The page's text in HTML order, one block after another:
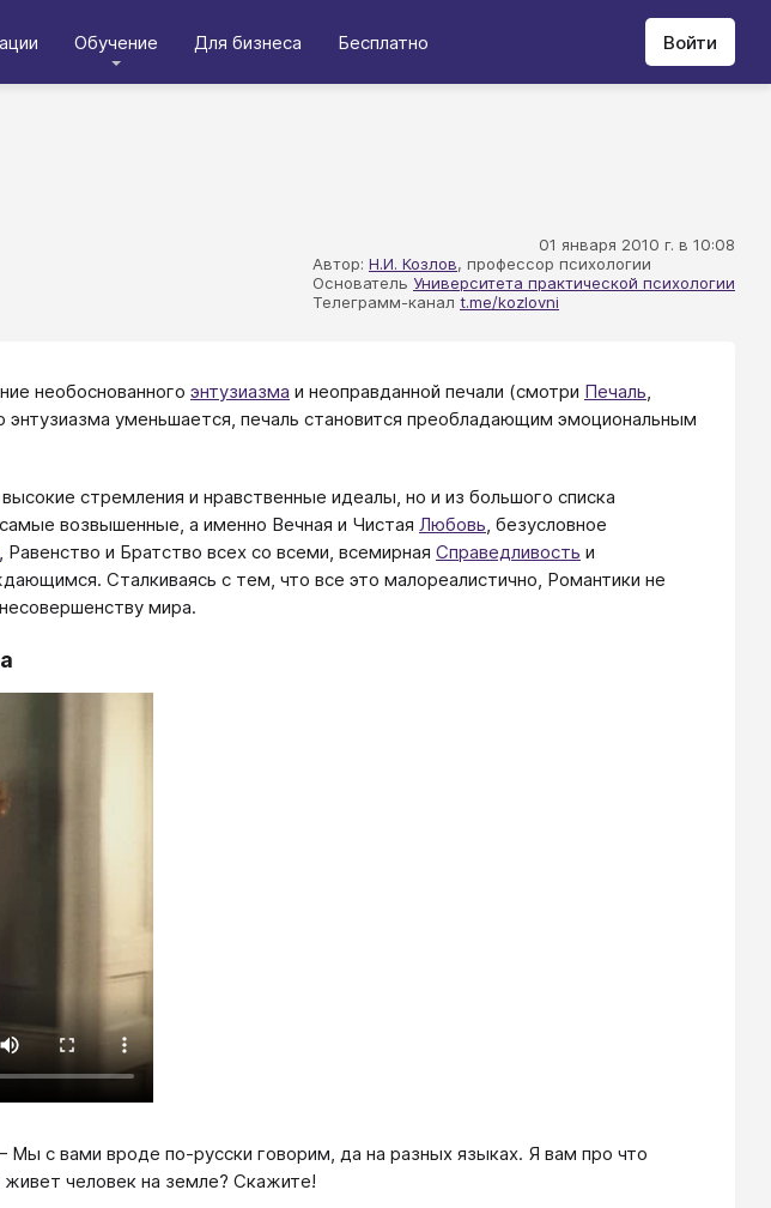
Обучение Для бизнеса Бесплатно Войти
01 января 2010 г. в 10:08
Автор: Н.И. Козлов, профессор психологии
Основатель Университета практической психологии
Телеграмм-канал t.me/kozlovni
необоснованного энтузиазма и неоправданной печали (смотри Печаль,
энтузиазма уменьшается, печаль становится преобладающим эмоциональным
стремления и нравственные идеалы, но и из большого списка
возвышенные, а именно Вечная и Чистая Любовь , безусловное
, Равенство и Братство всех со всеми, всемирная Справедливость и
Сталкиваясь с тем, что все это малореалистично, Романтики не
мира.
с вами вроде по-русски говорим, да на разных языках. Я вам про что
человек на земле? Скажите!